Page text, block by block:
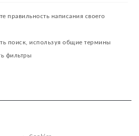
правильность написания своего
поиск, используя общие термины
фильтры